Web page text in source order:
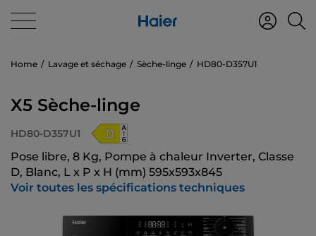
Home Lavage et séchage Sèche-linge HD80-D357U1
X5 Sèche-linge
HD80-D357U1
Pose libre, 8 Kg, Pompe à chaleur Inverter, Classe
D, Blanc, L x P x H (mm) 595x593x845
Voir toutes les spécifications techniques